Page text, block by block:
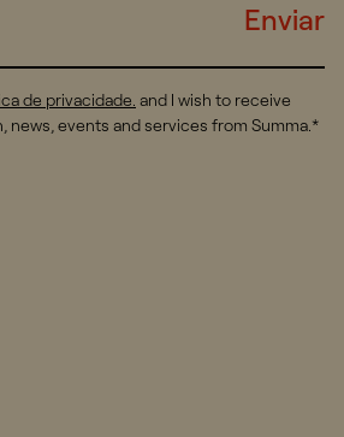
Enviar
de privacidade. and I wish to receive
news, events and services from Summa.*